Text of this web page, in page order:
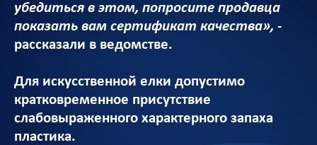
убедиться в этом, попросите продавца
показать вам сертификат качества», -
рассказали в ведомстве.
Для искусственной елки допустимо
кратковременное присутствие
слабовыраженного характерного запаха
пластика.